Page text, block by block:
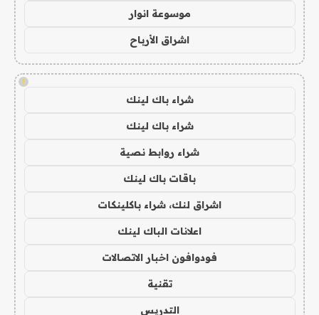
موسوعة انوار
اشراق الأرباح
!
شراء باك لينك
شراء باك لينك
شراء روابط نصية
باقات باك لينك
اشراق لنك، شراء باكلينكات
اعلانات الباك لينك
فودوافون اخبار الاتصالات
تقنية
التدريس